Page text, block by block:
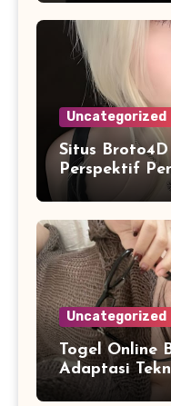
Uncategorized
Situs
Perspektif
dan
Uncategorized
Togel Online
Adaptasi
Permainan